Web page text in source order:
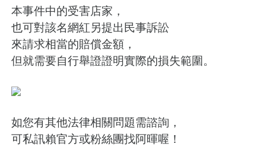
本事件中的受害店家，
也可對該名網紅另提出民事訴訟
來請求相當的賠償金額，
但就需要自行舉證證明實際的損失範圍。
如您有其他法律相關問題需諮詢，
可私訊賴官方或粉絲團找阿暉喔！